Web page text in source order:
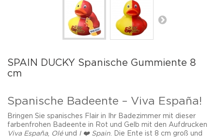
SPAIN DUCKY Spanische Gummiente 8
cm
Spanische Badeente – Viva España!
Bringen Sie spanisches Flair in Ihr Badezimmer mit dieser
farbenfrohen Badeente in Rot und Gelb mit den Aufdrucken
Viva España, Oléund I ❤️ Spain . Die Ente ist 8 cm groß und